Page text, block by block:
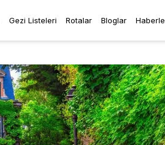
Gezi Listeleri Rotalar Bloglar